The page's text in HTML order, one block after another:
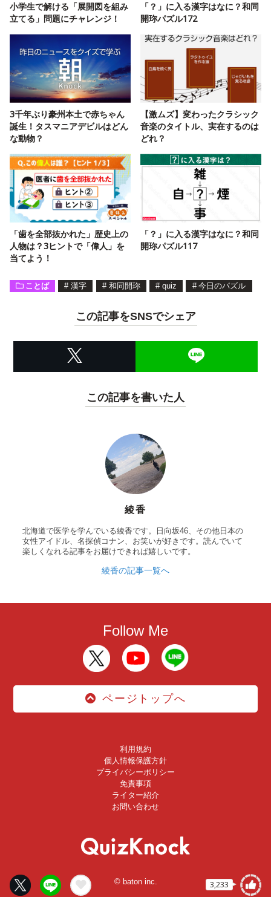
3,233
小学生で解ける「展開図を組み
立てる」問題にチャレンジ！
「？」に入る漢字はなに？和同
開珎パズル172
3千年ぶり豪州本土で赤ちゃん
誕生！タスマニアデビルはどん
な動物？
【激ムズ】変わったクラシック
音楽のタイトル、実在するのは
どれ？
「歯を全部抜かれた」歴史上の
人物は？3ヒントで「偉人」を
当てよう！
「？」に入る漢字はなに？和同
開珎パズル117
ことば # 漢字 # 和同開珎 # quiz # 今日のパズル
この記事をSNSでシェア
この記事を書いた人
綾香
北海道で医学を学んでいる綾香です。日向坂46、その他日本の
女性アイドル、名探偵コナン、お笑いが好きです。読んでいて
楽しくなれる記事をお届けできれば嬉しいです。
綾香の記事一覧へ
Follow Me
ページトップへ
利用規約
個人情報保護方針
プライバシーポリシー
免責事項
ライター紹介
お問い合わせ
© baton inc.